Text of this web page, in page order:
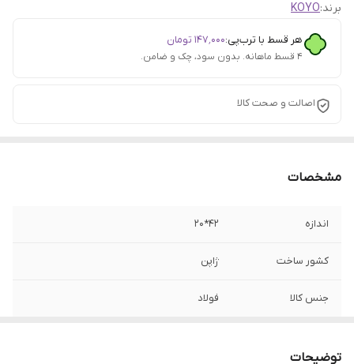
برند:KOYO
هر قسط با ترب‌پی:۱۴۷٬۰۰۰ تومان
۴ قسط ماهانه. بدون سود، چک و ضامن.
اصالت و صحت کالا
مشخصات
اندازه 42*20
کشور ساخت ژاپن
جنس کالا فولاد
توضیحات